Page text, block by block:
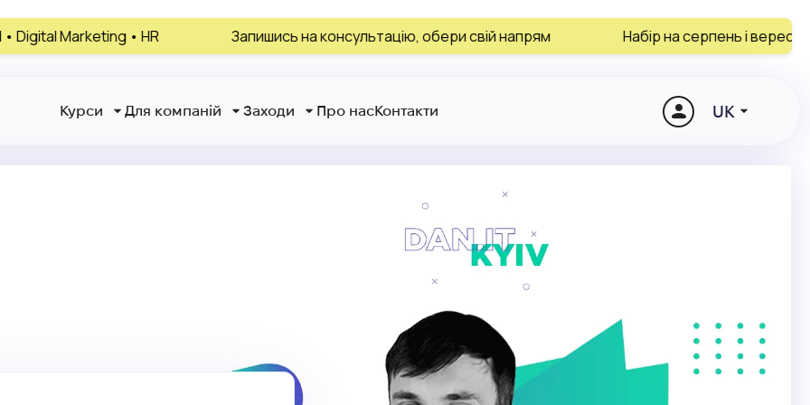
HR Запишись на консультацію, обери свій напрям Набір на серпень і вересень завершується
Курси Для компаній Заходи Про насКонтакти UK